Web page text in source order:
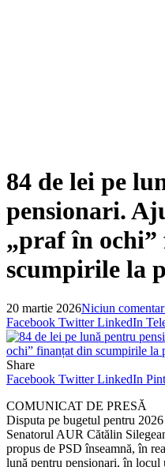
84 de lei pe
pensionari.
„praf în
scumpirile la
20 martie 2026Niciun
Facebook Twitter LinkedIn
Share
Facebook Twitter LinkedIn
COMUNICAT DE PRESĂ
Disputa pe bugetul pentru
Senatorul AUR Cătălin
propus de PSD înseamnă, în
lună pentru pensionari, în locul